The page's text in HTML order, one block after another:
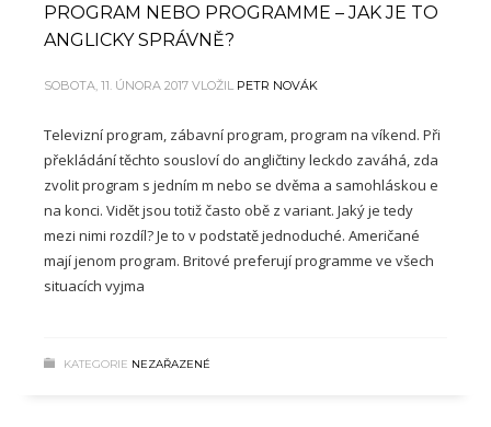
PROGRAM NEBO PROGRAMME – JAK JE TO
ANGLICKY SPRÁVNĚ?
SOBOTA, 11. ÚNORA 2017 VLOŽIL PETR NOVÁK
Televizní program, zábavní program, program na víkend. Při
překládání těchto sousloví do angličtiny leckdo zaváhá, zda
zvolit program s jedním m nebo se dvěma a samohláskou e
na konci. Vidět jsou totiž často obě z variant. Jaký je tedy
mezi nimi rozdíl? Je to v podstatě jednoduché. Američané
mají jenom program. Britové preferují programme ve všech
situacích vyjma
KATEGORIE NEZAŘAZENÉ